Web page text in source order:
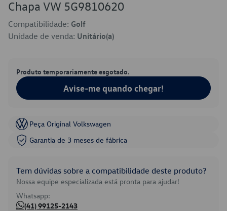
Chapa VW 5G9810620
Compatibilidade: Golf
Unidade de venda: Unitário(a)
Produto temporariamente esgotado.
Avise-me quando chegar!
Peça Original Volkswagen
Garantia de 3 meses de fábrica
Tem dúvidas sobre a compatibilidade deste produto?
Nossa equipe especializada está pronta para ajudar!
Whatsapp:
(41) 99125-2143